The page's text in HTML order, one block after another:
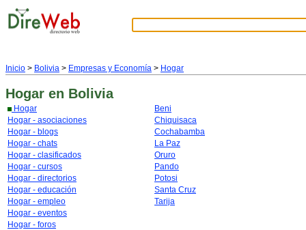
Inicio > Bolivia > Empresas y Economía > Hogar
Hogar en Bolivia
Hogar
Hogar - asociaciones
Hogar - blogs
Hogar - chats
Hogar - clasificados
Hogar - cursos
Hogar - directorios
Hogar - educación
Hogar - empleo
Hogar - eventos
Hogar - foros
Beni
Chiquisaca
Cochabamba
La Paz
Oruro
Pando
Potosi
Santa Cruz
Tarija